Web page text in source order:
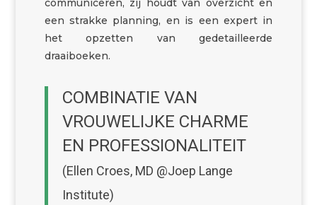
een strakke planning, en is een expert in
het opzetten van gedetailleerde
draaiboeken.
COMBINATIE VAN
VROUWELIJKE CHARME
EN PROFESSIONALITEIT
(Ellen Croes, MD @Joep Lange
Institute)